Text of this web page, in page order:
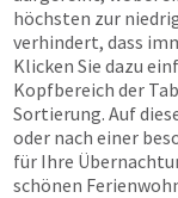
höchsten zur
verhindert, dass
Klicken Sie dazu
Kopfbereich der
Sortierung. Auf
oder nach einer
für Ihre
schönen